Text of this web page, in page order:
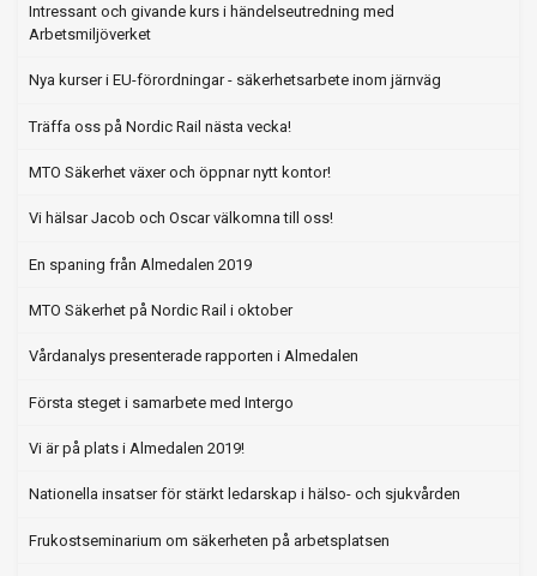
Intressant och givande kurs i händelseutredning med
Arbetsmiljöverket
Nya kurser i EU-förordningar - säkerhetsarbete inom järnväg
Träffa oss på Nordic Rail nästa vecka!
MTO Säkerhet växer och öppnar nytt kontor!
Vi hälsar Jacob och Oscar välkomna till oss!
En spaning från Almedalen 2019
MTO Säkerhet på Nordic Rail i oktober
Vårdanalys presenterade rapporten i Almedalen
Första steget i samarbete med Intergo
Vi är på plats i Almedalen 2019!
Nationella insatser för stärkt ledarskap i hälso- och sjukvården
Frukostseminarium om säkerheten på arbetsplatsen